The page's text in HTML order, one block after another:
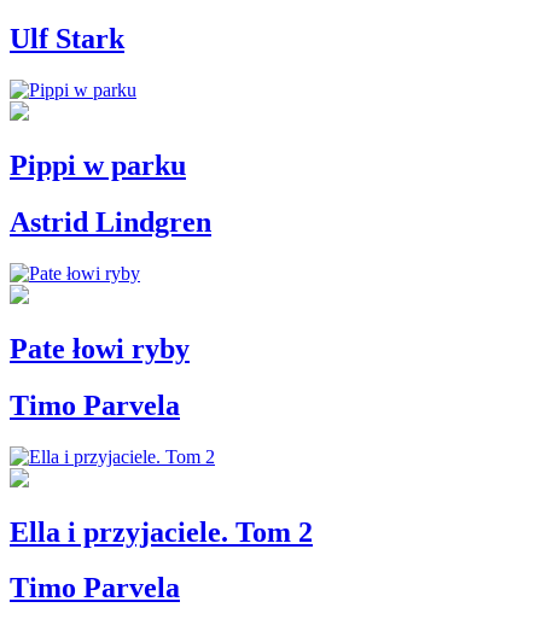
Ulf Stark
Pippi w parku
Astrid Lindgren
Pate łowi ryby
Timo Parvela
Ella i przyjaciele. Tom 2
Timo Parvela